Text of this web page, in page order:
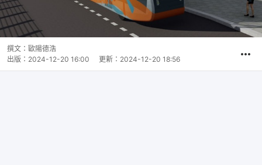
撰文： 歐陽德浩
出版： 2024-12-20 16:00 更新： 2024-12-20 18:56